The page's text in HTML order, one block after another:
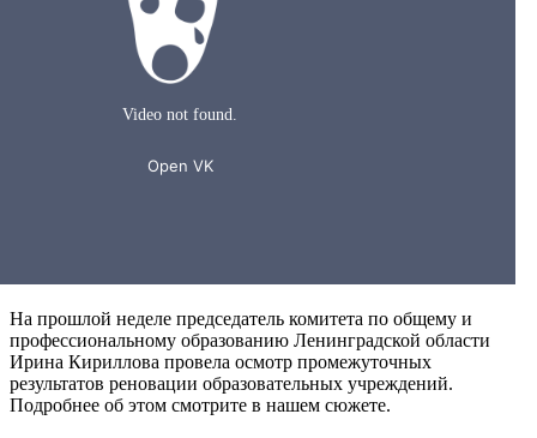
На прошлой неделе председатель комитета по общему и
профессиональному образованию Ленинградской области
Ирина Кириллова провела осмотр промежуточных
результатов реновации образовательных учреждений.
Подробнее об этом смотрите в нашем сюжете.